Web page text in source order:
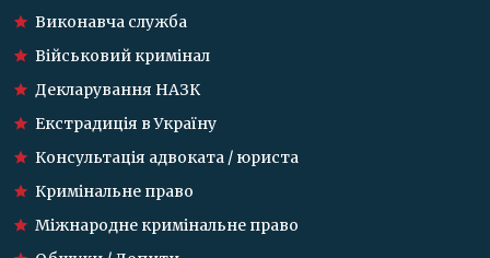
Виконавча служба
Військовий кримінал
Декларування НАЗК
Екстрадиція в Україну
Консультація адвоката / юриста
Кримінальне право
Міжнародне кримінальне право